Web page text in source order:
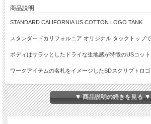
商品説明
STANDARD CALIFORNIA US COTTON LOGO TANK
スタンダードカリフォルニア オリジナル タックトップで
ボディはサラッとしたドライな生地感が特徴のUSコット
ワークアイテムの名札をイメージしたSDスクリプトロゴ
シンプルで使い勝手も良く、夏場のアクティビティに活
▼ 商品説明の続きを見る ▼